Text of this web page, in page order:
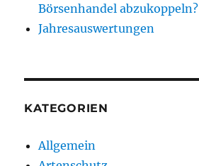
Börsenhandel abzukoppeln?
Jahresauswertungen
KATEGORIEN
Allgemein